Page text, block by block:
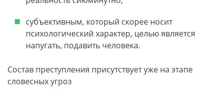
субъективным, который скорее носит
психологический характер, целью является
напугать, подавить человека.
Состав преступления присутствует уже на этапе
словесных угроз